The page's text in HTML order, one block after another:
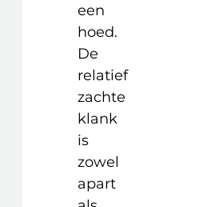
een
hoed.
De
relatief
zachte
klank
is
zowel
apart